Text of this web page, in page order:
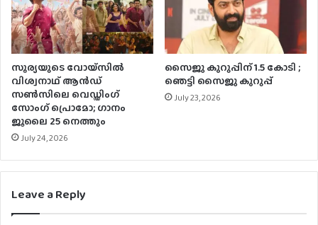
സൂര്യയുടെ വോയ്‌സിൽ
വിശ്വനാഥ് ആൻഡ്
സൺസിലെ വെഡ്ഡിംഗ്
സോംഗ് പ്രൊമോ; ഗാനം
ജൂലൈ 25 നെത്തും
July 24, 2026
സൈജു കുറുപ്പിന് 1.5 കോടി ;
ഞെട്ടി സൈജു കുറുപ്പ്
July 23, 2026
Leave a Reply